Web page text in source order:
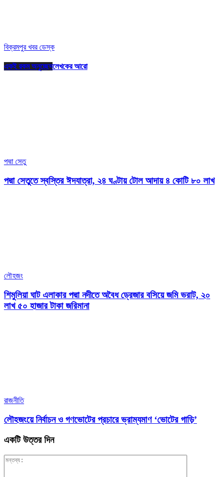
বিক্রমপুর খবর ডেস্ক
একই রকম অনুচ্ছেদলেখকের আরো
পদ্মা সেতু
পদ্মা সেতুতে স্বস্তির ঈদযাত্রা, ২৪ ঘণ্টায় টোল আদায় ৪ কোটি ৮০ লাখ
লৌহজং
শিমুলিয়া ঘাট এলাকার পদ্মা নদীতে অবৈধ ড্রেজার বসিয়ে জমি ভরাট, ২০
লাখ ৫০ হাজার টাকা জরিমানা
রাজনীতি
লৌহজংয়ে নির্বাচন ও গণভোটের প্রচারে ভ্রাম্যমাণ ‘ভোটের গাড়ি’
একটি উত্তর দিন